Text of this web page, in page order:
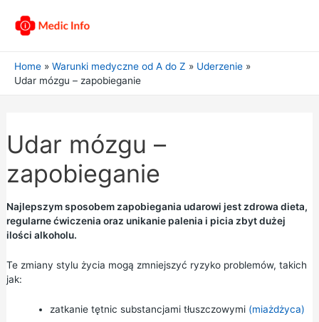
Home Warunki medyczne od A do Z
Uderzenie
Udar mózgu – zapobieganie
Udar mózgu –
zapobieganie
Najlepszym sposobem zapobiegania udarowi jest zdrowa dieta,
regularne ćwiczenia oraz unikanie palenia i picia zbyt dużej
ilości alkoholu.
Te zmiany stylu życia mogą zmniejszyć ryzyko problemów, takich
jak:
zatkanie tętnic substancjami tłuszczowymi (miażdżyca)